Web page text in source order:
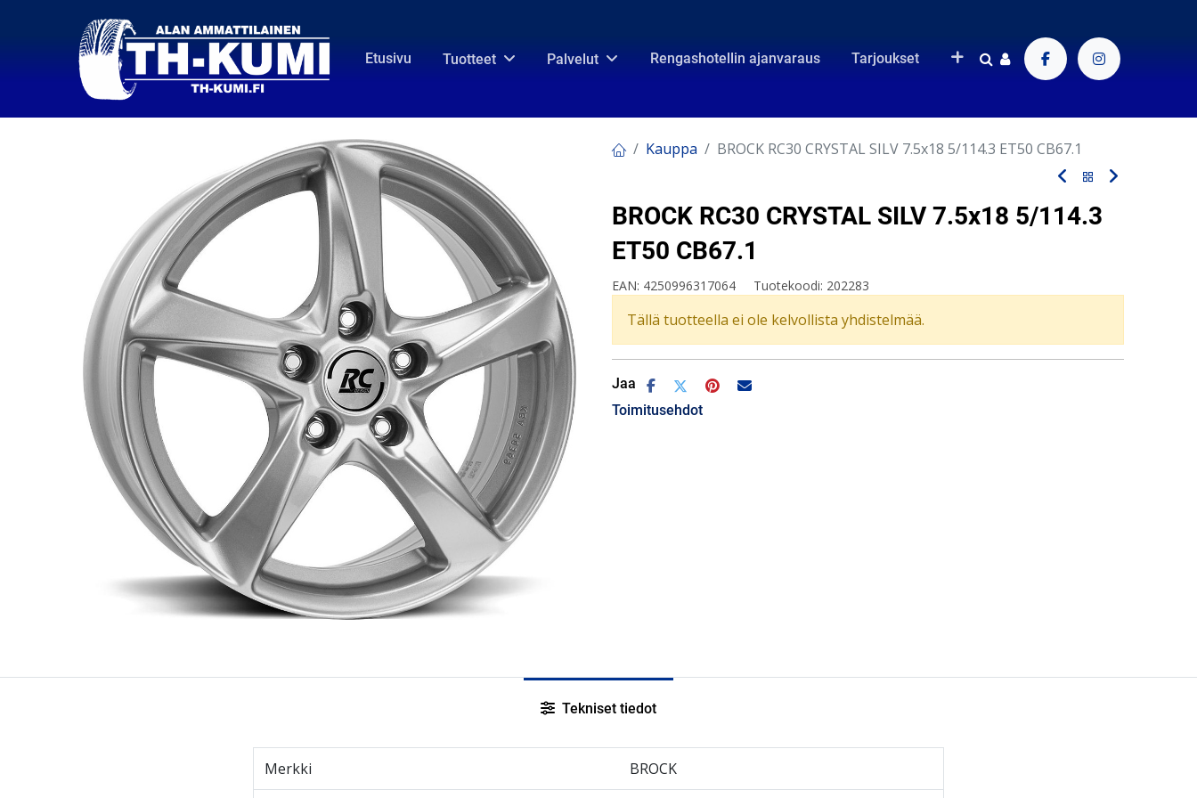
Etusivu Tuotteet Palvelut Rengashotellin ajanvaraus Tarjoukset
Kauppa BROCK RC30 CRYSTAL SILV 7.5x18 5/114.3 ET50 CB67.1
BROCK RC30 CRYSTAL SILV 7.5x18 5/114.3
ET50 CB67.1
EAN: 4250996317064 Tuotekoodi: 202283
Tällä tuotteella ei ole kelvollista yhdistelmää.
Jaa
Toimitusehdot
Tekniset tiedot
Merkki BROCK